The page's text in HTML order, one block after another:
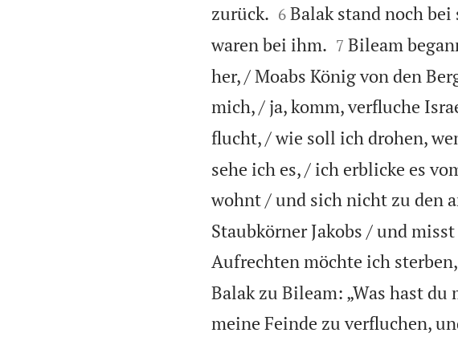
zurück.
6 Balak stand noch
waren bei ihm.
7 Bileam
her, / Moabs König von den
mich, / ja, komm, verfluche
flucht, / wie soll ich drohen,
sehe ich es, / ich erblicke es
wohnt / und sich nicht zu den
Staubkörner Jakobs / und
Aufrechten möchte ich
Balak zu Bileam: „Was hast
meine Feinde zu verfluchen,